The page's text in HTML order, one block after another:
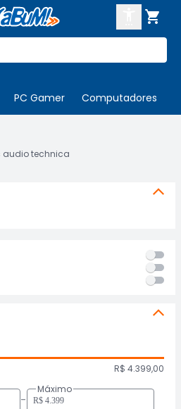

PC Gamer Computadores
ENTREtechnica
R$ 4.399,00
-
Máximo